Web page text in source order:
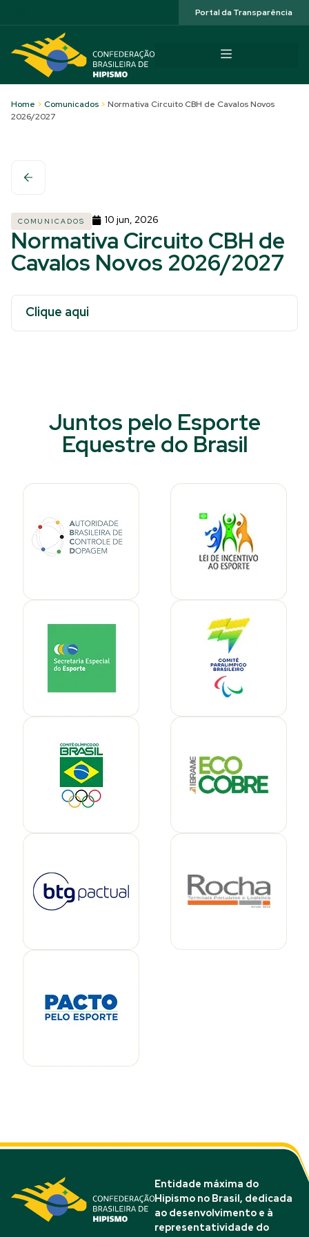
Portal da Transparência
Home > Comunicados > Normativa Circuito CBH de Cavalos Novos
2026/2027
COMUNICADOS 10 jun, 2026
Normativa Circuito CBH de
Cavalos Novos 2026/2027
Clique aqui
Juntos pelo Esporte
Equestre do Brasil
Entidade máxima do
Hipismo no Brasil, dedicada
ao desenvolvimento e à
representatividade do